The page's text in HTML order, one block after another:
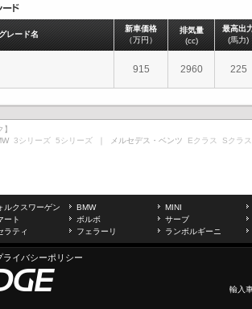
グレード名
新車価格
（万円）
排気量
(cc)
最高出
(馬力)
915 2960 225
3シリーズ 5シリーズ ｜ メルセデス・ベンツ Eクラス Sクラス
ルクスワーゲン BMW
MINI
ート ボルボ
サーブ
ラティ フェラーリ ランボルギーニ
ライバシーポリシー
輸入